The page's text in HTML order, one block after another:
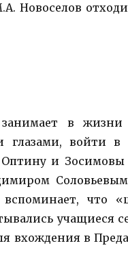
Новоселов
занимает в
глазами, войти в
и
что
учащиеся
вхождения в